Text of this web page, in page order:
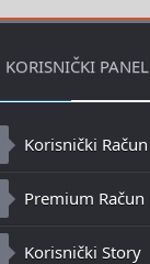
KORISNIČKI PANEL
Korisnički Račun
Premium Račun
Korisnički Story